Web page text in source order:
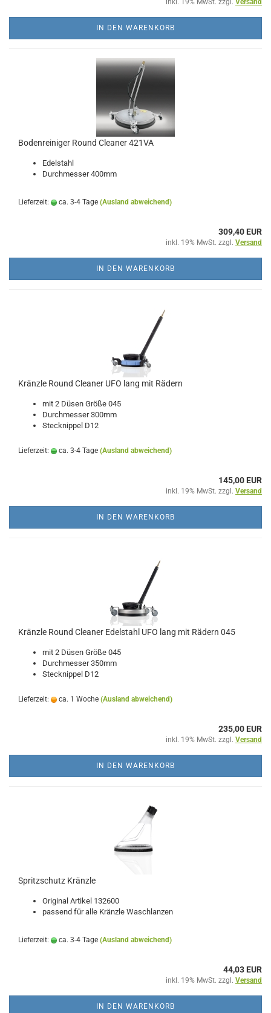
inkl. 19% MwSt. zzgl. Versand
IN DEN WARENKORB
Bodenreiniger Round Cleaner 421VA
Edelstahl
Durchmesser 400mm
Lieferzeit: ca. 3-4 Tage (Ausland abweichend)
309,40 EUR
inkl. 19% MwSt. zzgl. Versand
IN DEN WARENKORB
Kränzle Round Cleaner UFO lang mit Rädern
mit 2 Düsen Größe 045
Durchmesser 300mm
Stecknippel D12
Lieferzeit: ca. 3-4 Tage (Ausland abweichend)
145,00 EUR
inkl. 19% MwSt. zzgl. Versand
IN DEN WARENKORB
Kränzle Round Cleaner Edelstahl UFO lang mit Rädern 045
mit 2 Düsen Größe 045
Durchmesser 350mm
Stecknippel D12
Lieferzeit: ca. 1 Woche (Ausland abweichend)
235,00 EUR
inkl. 19% MwSt. zzgl. Versand
IN DEN WARENKORB
Spritzschutz Kränzle
Original Artikel 132600
passend für alle Kränzle Waschlanzen
Lieferzeit: ca. 3-4 Tage (Ausland abweichend)
44,03 EUR
inkl. 19% MwSt. zzgl. Versand
IN DEN WARENKORB